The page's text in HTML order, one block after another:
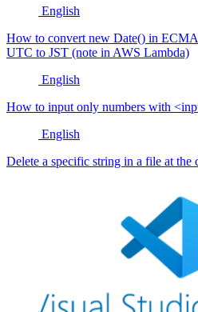
English
How to convert new Date() in
UTC to JST (note in AWS Lambda)
English
How to input only numbers with
English
Delete a specific string in a file at the